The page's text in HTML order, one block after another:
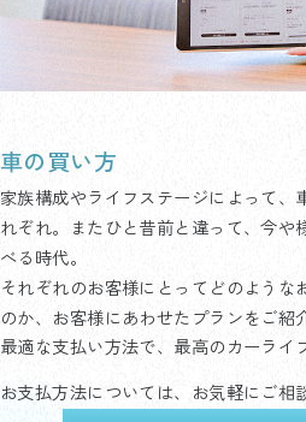
車の買い方
家族構成やライフステージによって、
れぞれ。またひと昔前と違って、今や
べる時代。
それぞれのお客様にとってどのような
のか、お客様にあわせたプランをご紹
最適な支払い方法で、最高のカーライ
お支払方法については、お気軽にご相